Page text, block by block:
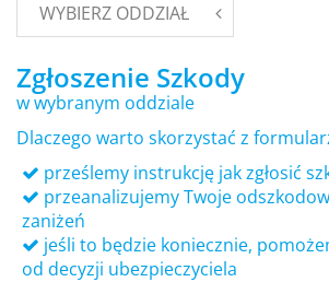
WYBIERZ ODDZIAŁ
Zgłoszenie Szkody
w wybranym oddziale
Dlaczego warto skorzystać z
prześlemy instrukcję jak zgłosić
przeanalizujemy Twoje
zaniżeń
jeśli to będzie koniecznie,
od decyzji ubezpieczyciela